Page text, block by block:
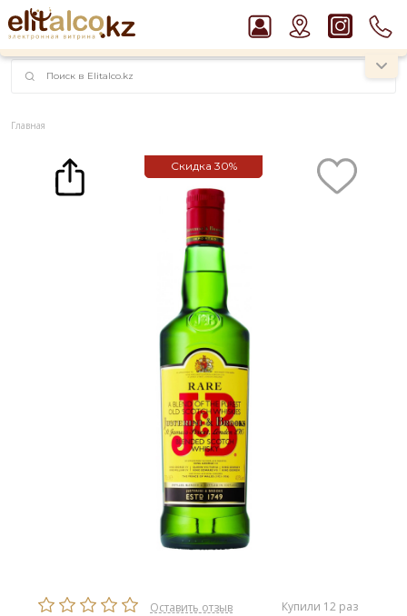
наименований!
instagram.com/rojo.kz
Рекомендуем
Виски Talisker 10 YO Malt 45,8% in Box
Водка Smirnoff Red Vodka 37,5%
Пиво Guinness Draught 4,2% Can
Джин Gordon`s London Dry Gin 37,5%
Ром Captain Morgan White 37,5%
Главная
Скидка 30%
Оставить отзыв Купили 12 раз